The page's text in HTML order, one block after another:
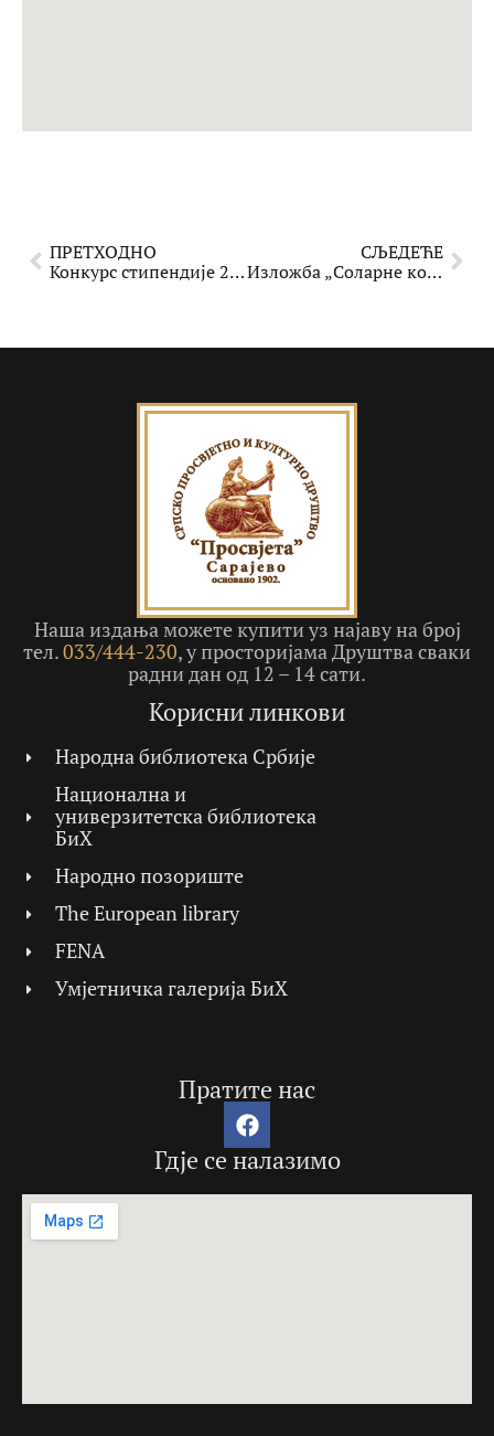
ПРЕТХОДНО
Конкурс стипендије 2025
СЉЕДЕЋЕ
Изложба „Соларне конвергенције“ Срђана Стефановића у Сарајеву
Наша издања можете купити уз најаву на број
тел.033/444-230, у просторијама Друштва сваки
радни дан од 12 – 14 сати.
Корисни линкови
Народна библиотека Србије
Национална и
универзитетска библиотека
БиХ
Народно позориште
The European library
FENA
Умјетничка галерија БиХ
Пратите нас
Гдје се налазимо